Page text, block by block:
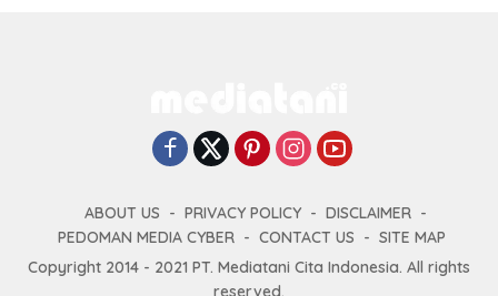
ABOUT US PRIVACY POLICY
DISCLAIMER
PEDOMAN MEDIA CYBER
CONTACT US
SITE MAP
Copyright 2014 - 2021 PT. Mediatani Cita Indonesia. All rights
reserved.